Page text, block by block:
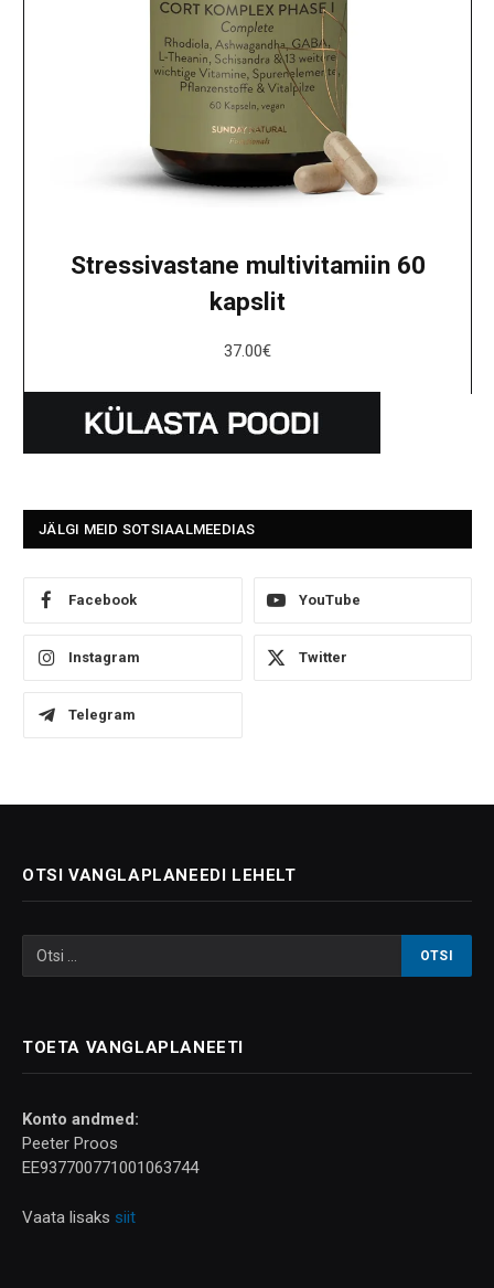
Stressivastane multivitamiin 60
kapslit
37.00€
JÄLGI MEID SOTSIAALMEEDIAS
Facebook YouTube
Instagram Twitter
Telegram
OTSI VANGLAPLANEEDI LEHELT
TOETA VANGLAPLANEETI
Konto andmed:
Peeter Proos
EE937700771001063744
Vaata lisaks siit